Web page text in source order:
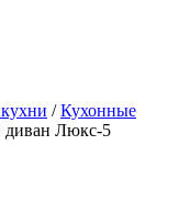
/Кухонные
Люкс-5